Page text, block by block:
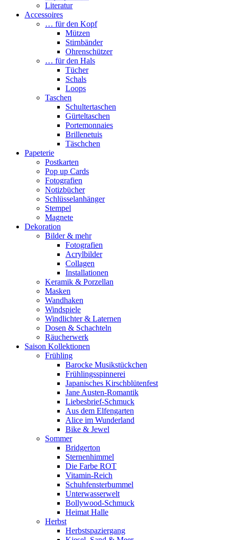
Literatur
Accessoires
… für den Kopf
Mützen
Stirnbänder
Ohrenschützer
… für den Hals
Tücher
Schals
Loops
Taschen
Schultertaschen
Gürteltaschen
Portemonnaies
Brillenetuis
Täschchen
Papeterie
Postkarten
Pop up Cards
Fotografien
Notizbücher
Schlüsselanhänger
Stempel
Magnete
Dekoration
Bilder & mehr
Fotografien
Acrylbilder
Collagen
Installationen
Keramik & Porzellan
Masken
Wandhaken
Windspiele
Windlichter & Laternen
Dosen & Schachteln
Räucherwerk
Saison Kollektionen
Frühling
Barocke Musikstückchen
Frühlingsspinnerei
Japanisches Kirschblütenfest
Jane Austen-Romantik
Liebesbrief-Schmuck
Aus dem Elfengarten
Alice im Wunderland
Bike & Jewel
Sommer
Bridgerton
Sternenhimmel
Die Farbe ROT
Vitamin-Reich
Schuhfensterbummel
Unterwasserwelt
Bollywood-Schmuck
Heimat Halle
Herbst
Herbstspaziergang